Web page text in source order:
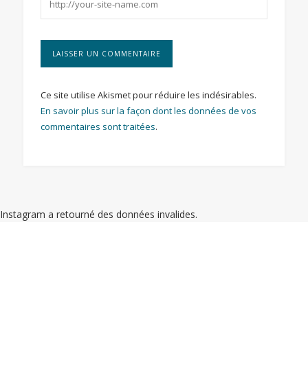
Ce site utilise Akismet pour réduire les indésirables.
En savoir plus sur la façon dont les données de vos
commentaires sont traitées.
Instagram a retourné des données invalides.